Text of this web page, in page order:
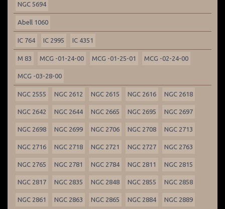
NGC 5694
Abell 1060
IC 764 IC 2995 IC 4351
M 83 MCG -01-24-00 MCG -01-25-01 MCG -02-24-00
MCG -03-28-00
NGC 2555 NGC 2612 NGC 2615 NGC 2616 NGC 2618
NGC 2642 NGC 2644 NGC 2665 NGC 2695 NGC 2697
NGC 2698 NGC 2699 NGC 2706 NGC 2708 NGC 2713
NGC 2716 NGC 2718 NGC 2721 NGC 2727 NGC 2763
NGC 2765 NGC 2781 NGC 2784 NGC 2811 NGC 2815
NGC 2817 NGC 2835 NGC 2848 NGC 2855 NGC 2858
NGC 2861 NGC 2863 NGC 2865 NGC 2884 NGC 2889